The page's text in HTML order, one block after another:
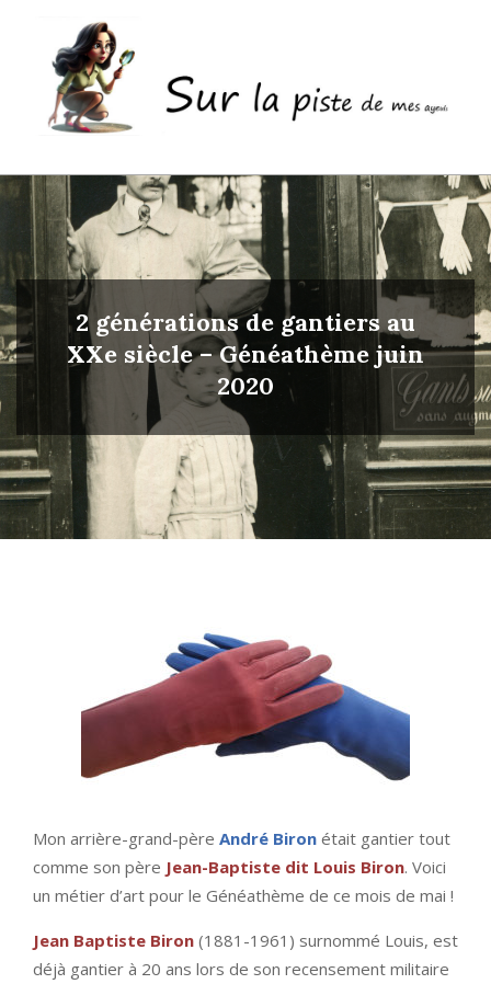
content
la
piste
de
mes
ayeuls
Primary
Navigation
Menu
2 générations de gantiers au
XXe siècle – Généathème juin
2020
Mon arrière-grand-père André Biron était gantier tout
comme son père Jean-Baptiste dit Louis Biron. Voici
un métier d’art pour le Généathème de ce mois de mai !
Jean Baptiste Biron (1881-1961) surnommé Louis, est
déjà gantier à 20 ans lors de son recensement militaire